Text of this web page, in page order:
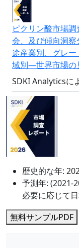
ピクリン酸市場
会、及び傾向洞
途産業別、グレ
域別―世界市場の
SDKI Analyticsに
歴史的な年:
予測年: (2021-
必要に応じて
無料サンプルPDF